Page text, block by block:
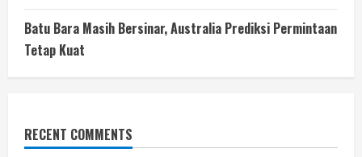
Batu Bara Masih Bersinar, Australia Prediksi Permintaan
Tetap Kuat
RECENT COMMENTS